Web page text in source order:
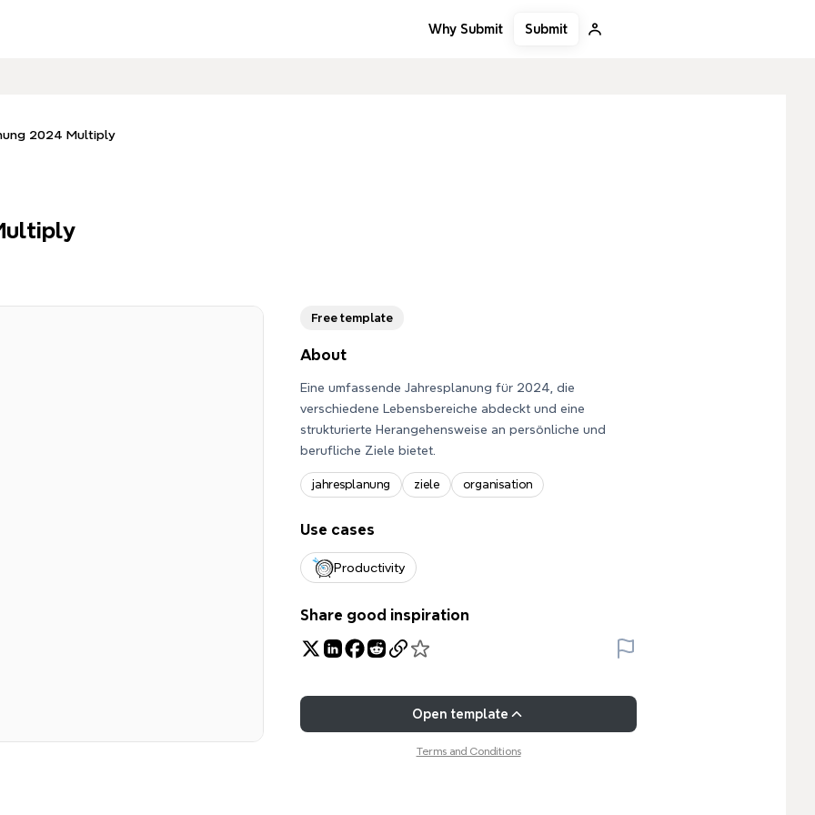
Why Submit Submit
2024 Multiply
Free template
Open template
Terms and Conditions
About
Eine umfassende Jahresplanung für 2024, die
verschiedene Lebensbereiche abdeckt und eine
strukturierte Herangehensweise an persönliche und
berufliche Ziele bietet.
jahresplanung ziele organisation
Use cases
Productivity
Share good inspiration